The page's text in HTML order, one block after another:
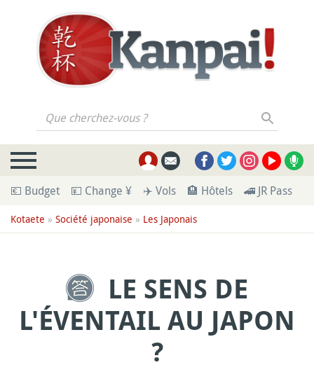
Que cherchez-vous ?
💶 Budget 💴 Change ¥ ✈️ Vols 🏨 Hôtels 🚄 JR Pass
Kotaete » Société japonaise » Les Japonais
LE SENS DE
L'ÉVENTAIL AU JAPON
?